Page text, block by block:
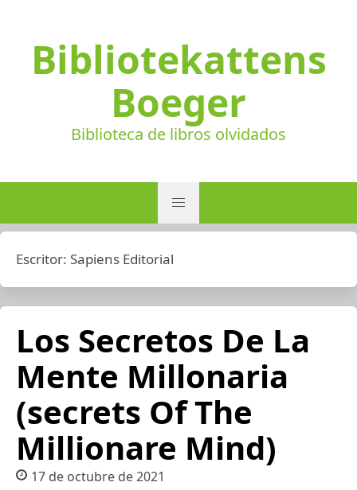
Bibliotekattens
Boeger
Biblioteca de libros olvidados
Escritor: Sapiens Editorial
Los Secretos De La
Mente Millonaria
(secrets Of The
Millionare Mind)
17 de octubre de 2021